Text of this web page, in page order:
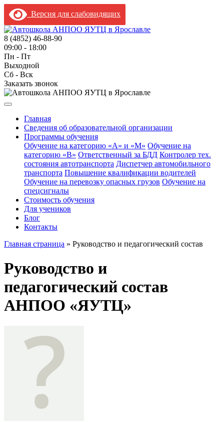
Версия для слабовидящих
8 (4852) 46-88-90
09:00 - 18:00
Пн - Пт
Выходной
Сб - Вск
Заказать звонок
Главная
Сведения об образовательной организации
Программы обучения
Обучение на категорию «A» и «M» Обучение на
категорию «B» Ответственный за БДД Контролер тех.
состояния автотранспорта Диспетчер автомобильного
транспорта Повышение квалификации водителей
Обучение на перевозку опасных грузов Обучение на
спецсигналы
Стоимость обучения
Для учеников
Блог
Контакты
Главная страница » Руководство и педагогический состав
Руководство и
педагогический состав
АНПОО «ЯУТЦ»